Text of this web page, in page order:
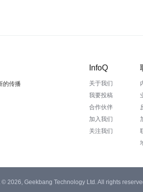
的传播
InfoQ
关于我们
我要投稿
合作伙伴
加入我们
关注我们
2026, Geekbang Technology Ltd. All rights